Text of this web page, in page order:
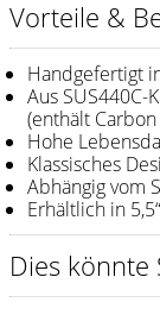
Fejic
e-kwip
Bürsten
Y.S. Park
Werkzeugtaschen
e-kwip
Joewell
Vorteile &
Handgefertigt
Aus
(enthält
Hohe
Klassisches
Abhängig vom
Erhältlich in
Dies könnte